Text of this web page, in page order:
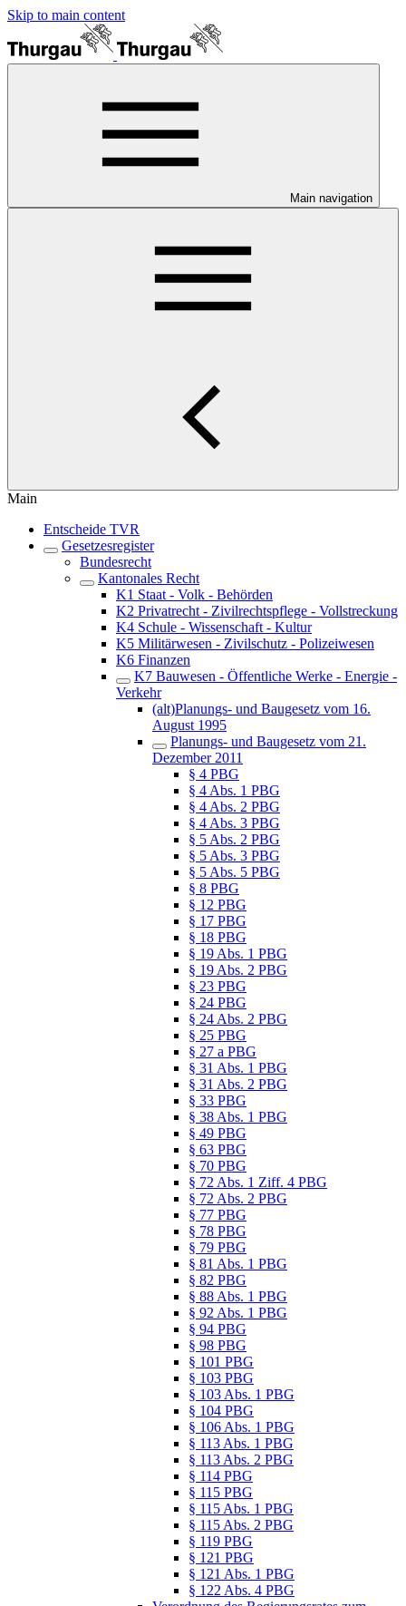
Skip to main content
Main navigation
Main
Entscheide TVR
Gesetzesregister
Bundesrecht
Kantonales Recht
K1 Staat - Volk - Behörden
K2 Privatrecht - Zivilrechtspflege - Vollstreckung
K4 Schule - Wissenschaft - Kultur
K5 Militärwesen - Zivilschutz - Polizeiwesen
K6 Finanzen
K7 Bauwesen - Öffentliche Werke - Energie -
Verkehr
(alt)Planungs- und Baugesetz vom 16.
August 1995
Planungs- und Baugesetz vom 21.
Dezember 2011
§ 4 PBG
§ 4 Abs. 1 PBG
§ 4 Abs. 2 PBG
§ 4 Abs. 3 PBG
§ 5 Abs. 2 PBG
§ 5 Abs. 3 PBG
§ 5 Abs. 5 PBG
§ 8 PBG
§ 12 PBG
§ 17 PBG
§ 18 PBG
§ 19 Abs. 1 PBG
§ 19 Abs. 2 PBG
§ 23 PBG
§ 24 PBG
§ 24 Abs. 2 PBG
§ 25 PBG
§ 27 a PBG
§ 31 Abs. 1 PBG
§ 31 Abs. 2 PBG
§ 33 PBG
§ 38 Abs. 1 PBG
§ 49 PBG
§ 63 PBG
§ 70 PBG
§ 72 Abs. 1 Ziff. 4 PBG
§ 72 Abs. 2 PBG
§ 77 PBG
§ 78 PBG
§ 79 PBG
§ 81 Abs. 1 PBG
§ 82 PBG
§ 88 Abs. 1 PBG
§ 92 Abs. 1 PBG
§ 94 PBG
§ 98 PBG
§ 101 PBG
§ 103 PBG
§ 103 Abs. 1 PBG
§ 104 PBG
§ 106 Abs. 1 PBG
§ 113 Abs. 1 PBG
§ 113 Abs. 2 PBG
§ 114 PBG
§ 115 PBG
§ 115 Abs. 1 PBG
§ 115 Abs. 2 PBG
§ 119 PBG
§ 121 PBG
§ 121 Abs. 1 PBG
§ 122 Abs. 4 PBG